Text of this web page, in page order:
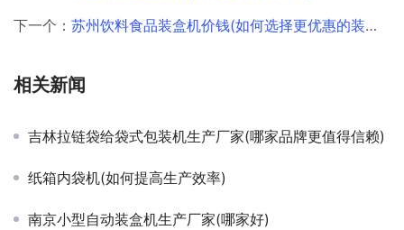
下一个： 苏州饮料食品装盒机价钱(如何选择更优惠的装盒机)
相关新闻
吉林拉链袋给袋式包装机生产厂家(哪家品牌更值得信赖)
纸箱内袋机(如何提高生产效率)
南京小型自动装盒机生产厂家(哪家好)